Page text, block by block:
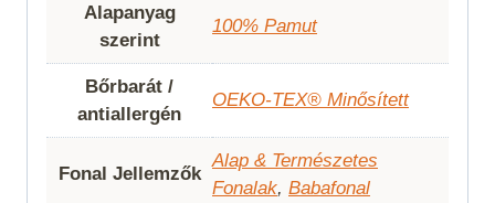
Alapanyag
szerint
100% Pamut
Bőrbarát /
antiallergén
OEKO-TEX® Minősített
Fonal Jellemzők
Alap & Természetes
Fonalak, Babafonal